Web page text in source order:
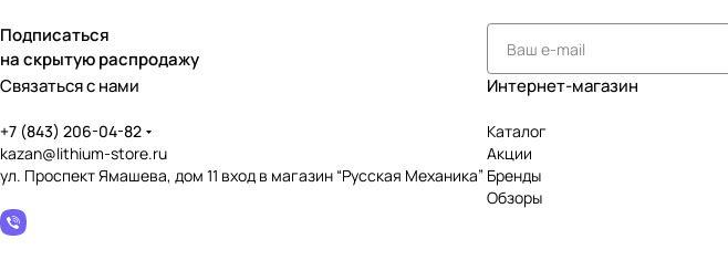
Подписаться
на скрытую распродажу
Связаться с нами
+7 (843) 206-04-82
kazan@lithium-store.ru
ул. Проспект Ямашева, дом 11 вход в магазин “Русская Механика”
Интернет-магазин
Каталог
Акции
Бренды
Обзоры